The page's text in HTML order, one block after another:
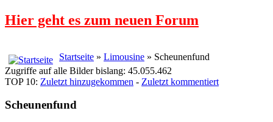
Hier geht es zum neuen Forum
Startseite » Limousine » Scheunenfund
Zugriffe auf alle Bilder bislang: 45.055.462
TOP 10: Zuletzt hinzugekommen - Zuletzt kommentiert
Scheunenfund